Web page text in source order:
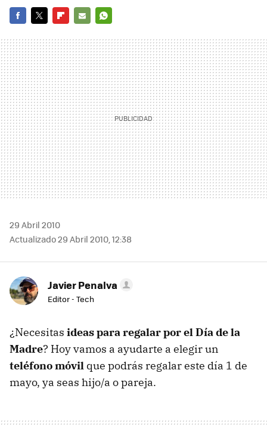
MAIL
29 Abril 2010
Actualizado 29 Abril 2010, 12:38
Javier Penalva
Editor - Tech
¿Necesitas ideas para regalar por el Día de la
Madre? Hoy vamos a ayudarte a elegir un
teléfono móvil que podrás regalar este día 1 de
mayo, ya seas hijo/a o pareja.